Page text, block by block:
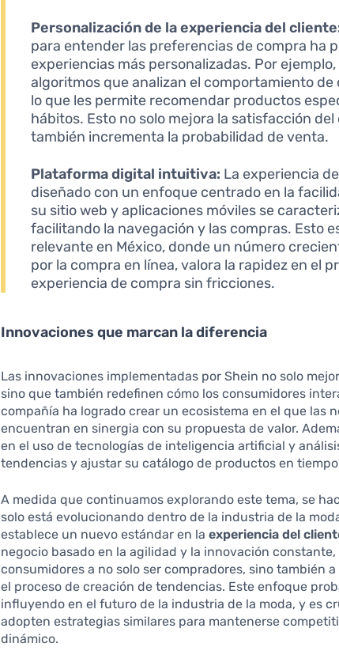
Personalización de la experiencia del
para entender las preferencias de compra ha
experiencias más personalizadas. Por
algoritmos que analizan el comportamiento de
lo que les permite recomendar productos
hábitos. Esto no solo mejora la satisfacción
también incrementa la probabilidad de venta.
Plataforma digital intuitiva: La experiencia
diseñado con un enfoque centrado en la
su sitio web y aplicaciones móviles se
facilitando la navegación y las compras. Esto
relevante en México, donde un número
por la compra en línea, valora la rapidez en el
experiencia de compra sin fricciones.
Innovaciones que marcan la diferencia
Las innovaciones implementadas por Shein no solo
sino que también redefinen cómo los consumidores
compañía ha logrado crear un ecosistema en el que las
encuentran en sinergia con su propuesta de valor.
en el uso de tecnologías de inteligencia artificial y
tendencias y ajustar su catálogo de productos en
A medida que continuamos explorando este tema, se
solo está evolucionando dentro de la industria de la
establece un nuevo estándar en laexperiencia del
negocio basado en la agilidad y la innovación
consumidores a no solo ser compradores, sino también
el proceso de creación de tendencias. Este enfoque
influyendo en el futuro de la industria de la moda, y es
adopten estrategias similares para mantenerse
dinámico.